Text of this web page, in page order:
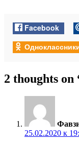
Facebook
2 thoughts on
25.02.2020 к